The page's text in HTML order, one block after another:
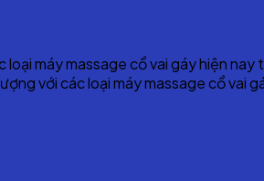
máy massage cổ vai gáy hiện
với các loại máy massage cổ vai